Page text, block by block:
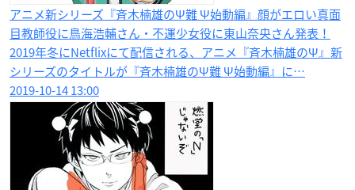
アニメ新シリーズ『斉木楠雄のΨ難 Ψ始動編』顔がエロい真面
目教師役に鳥海浩輔さん・不運少女役に東山奈央さん発表！
2019年冬にNetflixにて配信される、アニメ『斉木楠雄のΨ』新
シリーズのタイトルが『斉木楠雄のΨ難 Ψ始動編』に…
2019-10-14 13:00